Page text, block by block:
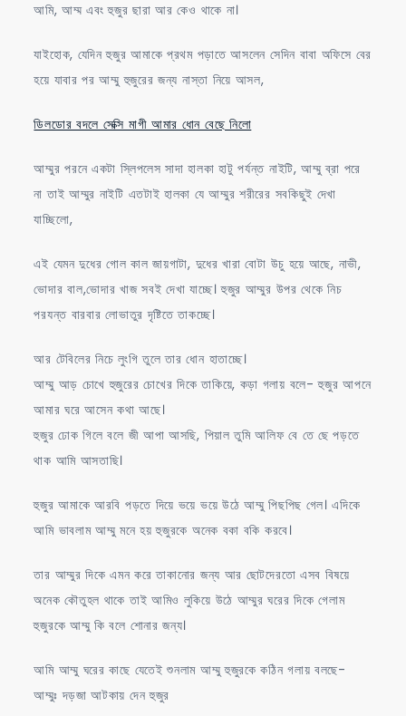
আমি, আম্ম এবং হুজুর ছারা আর কেও থাকে না।
যাইহোক, যেদিন হুজুর আমাকে প্রথম পড়াতে আসলেন সেদিন বাবা অফিসে বের
হয়ে যাবার পর আম্মু হুজুরের জন্য নাস্তা নিয়ে আসল,
ডিলডোর বদলে সেক্সি মাগী আমার ধোন বেছে নিলো
আম্মুর পরনে একটা স্লিপলেস সাদা হালকা হাটু পর্যন্ত নাইটি, আম্মু ব্রা পরে
না তাই আম্মুর নাইটি এতটাই হালকা যে আম্মুর শরীরের সবকিছুই দেখা
যাচ্ছিলো,
এই যেমন দুধের গোল কাল জায়গাটা, দুধের খারা বোটা উচু হয়ে আছে, নাভী,
ভোদার বাল,ভোদার খাজ সবই দেখা যাচ্ছে। হুজুর আম্মুর উপর থেকে নিচ
পরযন্ত বারবার লোভাতুর দৃষ্টিতে তাকচ্ছে।
আর টেবিলের নিচে লুংগি তুলে তার ধোন হাতাচ্ছে।
আম্মু আড় চোখে হুজুরের চোখের দিকে তাকিয়ে, কড়া গলায় বলে- হুজুর আপনে
আমার ঘরে আসেন কথা আছে।
হুজুর ঢোক গিলে বলে জী আপা আসছি, পিয়াল তুমি আলিফ বে তে ছে পড়তে
থাক আমি আসতাছি।
হুজুর আমাকে আরবি পড়তে দিয়ে ভয়ে ভয়ে উঠে আম্মু পিছপিছ গেল। এদিকে
আমি ভাবলাম আম্মু মনে হয় হুজুরকে অনেক বকা বকি করবে।
তার আম্মুর দিকে এমন করে তাকানোর জন্য আর ছোটদেরতো এসব বিষয়ে
অনেক কৌতুহল থাকে তাই আমিও লুকিয়ে উঠে আম্মুর ঘরের দিকে গেলাম
হুজুরকে আম্মু কি বলে শোনার জন্য।
আমি আম্মু ঘরের কাছে যেতেই শুনলাম আম্মু হুজুরকে কঠিন গলায় বলছে-
আম্মুঃ দড়জা আটকায় দেন হুজুর